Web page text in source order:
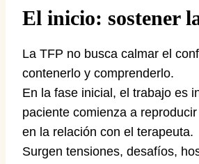
El inicio: sostener
La TFP no busca calmar el
contenerlo y comprenderlo.
En la fase inicial, el trabajo es
paciente comienza a
en la relación con el terapeuta.
Surgen tensiones, desafíos,